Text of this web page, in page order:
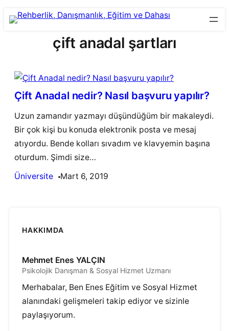
Skip
çift anadal şartları
Çift Anadal nedir? Nasıl başvuru yapılır?
Uzun zamandır yazmayı düşündüğüm bir makaleydi.
Bir çok kişi bu konuda elektronik posta ve mesaj
atıyordu. Bende kolları sıvadım ve klavyemin başına
oturdum. Şimdi size…
Üniversite
Mart 6, 2019
HAKKIMDA
Mehmet Enes YALÇIN
Psikolojik Danışman & Sosyal Hizmet Uzmanı
Merhabalar, Ben Enes Eğitim ve Sosyal Hizmet
alanındaki gelişmeleri takip ediyor ve sizinle
paylaşıyorum.